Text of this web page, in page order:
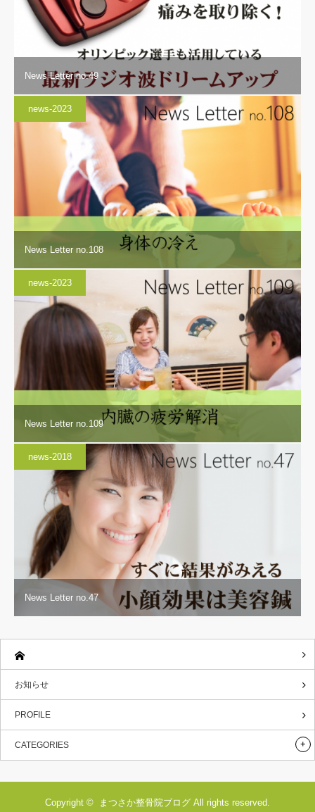
News Letter no.49
news-2023
News Letter no.108
news-2023
News Letter no.109
news-2018
News Letter no.47
お知らせ
PROFILE
CATEGORIES
Copyright © まつさか整骨院ブログ All rights reserved.